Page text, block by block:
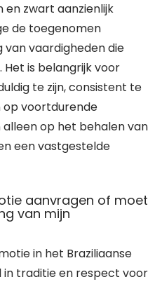
en zwart aanzienlijk
de toegenomen
vaardigheden die
Het is belangrijk voor
te zijn, consistent te
voortdurende
op het behalen van
een vastgestelde
aanvragen of moet
van mijn
in het Braziliaanse
in traditie en respect voor